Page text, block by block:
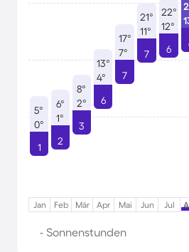
5°
0°
1
6°
1°
2
8°
2°
3
13°
4°
6
17°
7°
7
21°
11°
7
22°
12°
6
Jan Feb Mär Apr Mai Jun Jul
- Sonnenstunden